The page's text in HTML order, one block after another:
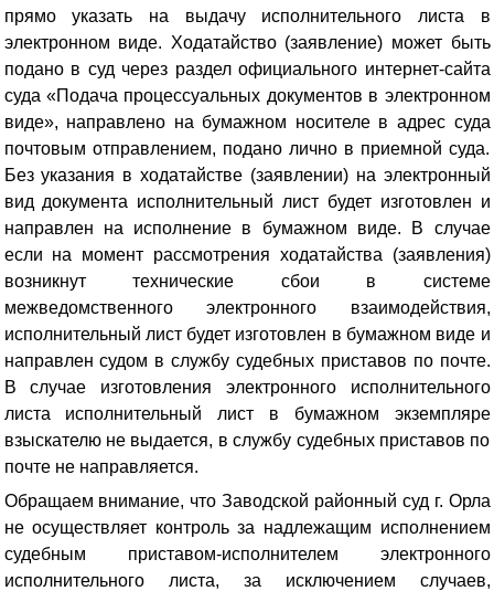
прямо указать на выдачу исполнительного листа в
электронном виде. Ходатайство (заявление) может быть
подано в суд через раздел официального интернет-сайта
суда «Подача процессуальных документов в электронном
виде», направлено на бумажном носителе в адрес суда
почтовым отправлением, подано лично в приемной суда.
Без указания в ходатайстве (заявлении) на электронный
вид документа исполнительный лист будет изготовлен и
направлен на исполнение в бумажном виде. В случае
если на момент рассмотрения ходатайства (заявления)
возникнут технические сбои в системе
межведомственного электронного взаимодействия,
исполнительный лист будет изготовлен в бумажном виде и
направлен судом в службу судебных приставов по почте.
В случае изготовления электронного исполнительного
листа исполнительный лист в бумажном экземпляре
взыскателю не выдается, в службу судебных приставов по
почте не направляется.
Обращаем внимание, что Заводской районный суд г. Орла
не осуществляет контроль за надлежащим исполнением
судебным приставом-исполнителем электронного
исполнительного листа, за исключением случаев,